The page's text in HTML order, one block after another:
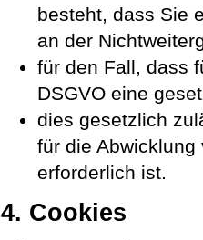
besteht, dass Sie
an der
für den Fall, dass
DSGVO eine
dies gesetzlich
für die
erforderlich ist.
4. Cookies